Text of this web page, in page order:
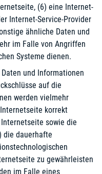
(6) eine Internet-
Internet-Service-Provider
ähnliche Daten und
im Falle von Angriffen
Systeme dienen.
und Informationen
auf die
werden vielmehr
korrekt
sowie die
die dauerhafte
zu gewährleisten
im Falle eines